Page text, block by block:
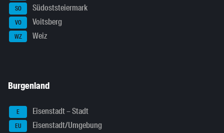
SO Südoststeiermark
VO Voitsberg
WZ Weiz
Burgenland
E Eisenstadt – Stadt
EU Eisenstadt/Umgebung